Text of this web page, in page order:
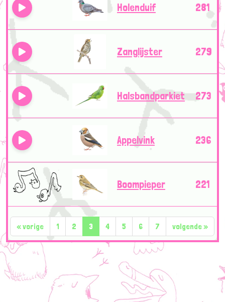
Holenduif 281
Zanglijster 279
Halsbandparkiet 273
Appelvink 236
Boompieper 221
«vorige 1 2 3 4 5 6 7 volgende»